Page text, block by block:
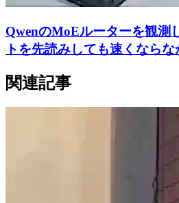
QwenのMoEルーターを観測
トを先読みしても速くならな
関連記事